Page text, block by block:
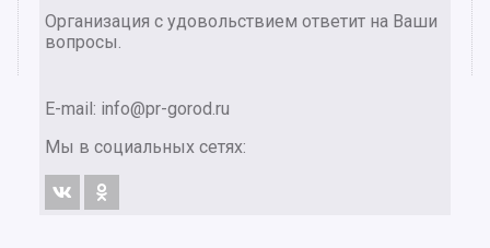
Организация с удовольствием ответит на Ваши
вопросы.
E-mail: info@pr-gorod.ru
Мы в социальных сетях: